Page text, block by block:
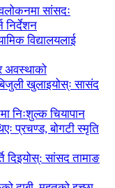
सांसदः
निर्देशन
विद्यालयलाई
अवस्थाको
खुलाइयोस्ः सासंद
निःशुल्क चियापान
प्रचण्ड, बोगटी स्मृति
दिइयोस्: सांसद तामाङ